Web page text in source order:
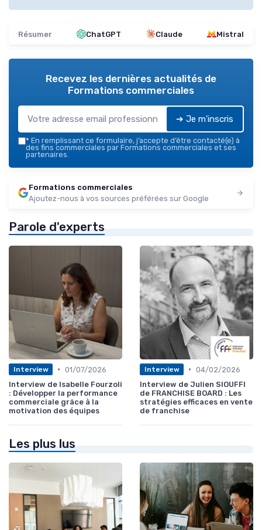
Résumer ChatGPT Claude Mistral
Recevez les dernières actualités de
Formations commerciales
➔ Je m'inscris
* En remplissant ce formulaire, j’accepte d’être contacté(e) à
des fins commerciales par Formations commerciales et ses
partenaires.
Formations commerciales
Ajoutez-nous à vos sources préférées sur Google
Parole d'experts
Interview • 01/07/2026
Interview de Isabelle Fourzoli
: Développer la performance
commerciale grâce à la
motivation des équipes
Interview • 04/02/2026
Interview de Julien SIOUFFI
de FRANCHISE BOARD : Les
stratégies efficaces en vente
de franchise
Les plus lus